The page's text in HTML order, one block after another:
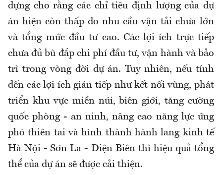
dựng cho rằng các chỉ tiêu định lượng của dự
án hiện còn thấp do nhu cầu vận tải chưa lớn
và tổng mức đầu tư cao. Các lợi ích trực tiếp
chưa đủ bù đắp chi phí đầu tư, vận hành và bảo
trì trong vòng đời dự án. Tuy nhiên, nếu tính
đến các lợi ích gián tiếp như kết nối vùng, phát
triển khu vực miền núi, biên giới, tăng cường
quốc phòng - an ninh, nâng cao năng lực ứng
phó thiên tai và hình thành hành lang kinh tế
Hà Nội - Sơn La - Điện Biên thì hiệu quả tổng
thể của dự án sẽ được cải thiện.